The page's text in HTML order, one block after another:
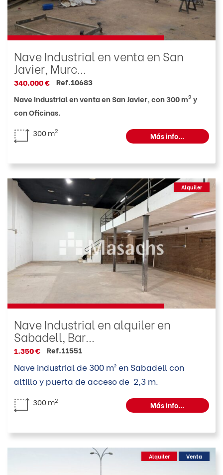
Nave Industrial en venta en San
Javier, Murc...
Ref.10683
340.000 €
Nave Industrial en venta en San Javier, con 300 m2 y
con Oficinas.
300 m2 Más info...
Alquiler
Nave Industrial en alquiler en
Sabadell, Bar...
Ref.11551
1.350 €
Nave industrial de 300 m² en Sabadell con
altillo y puerta de acceso de 2,3 m.
300 m2 Más info...
Alquiler Venta